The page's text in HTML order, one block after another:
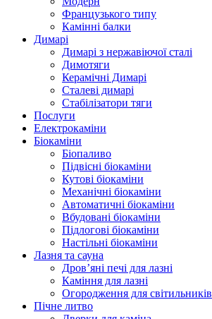
Французького типу
Камінні балки
Димарі
Димарі з нержавіючої сталі
Димотяги
Керамічні Димарі
Сталеві димарі
Стабілізатори тяги
Послуги
Електрокаміни
Біокаміни
Біопаливо
Підвісні біокаміни
Кутові біокаміни
Механічні біокаміни
Автоматичні біокаміни
Вбудовані біокаміни
Підлогові біокаміни
Настільні біокаміни
Лазня та сауна
Дров’яні печі для лазні
Каміння для лазні
Огородження для світильників
Пічне литво